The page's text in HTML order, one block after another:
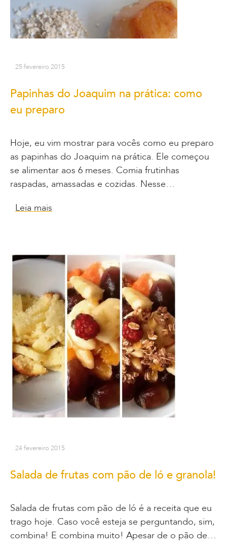
25 fevereiro 2015
Papinhas do Joaquim na prática: como
eu preparo
Hoje, eu vim mostrar para vocês como eu preparo
as papinhas do Joaquim na prática. Ele começou
se alimentar aos 6 meses. Comia frutinhas
raspadas, amassadas e cozidas. Nesse…
Leia mais
24 fevereiro 2015
Salada de frutas com pão de ló e granola!
Salada de frutas com pão de ló é a receita que eu
trago hoje. Caso você esteja se perguntando, sim,
combina! E combina muito! Apesar de o pão de…